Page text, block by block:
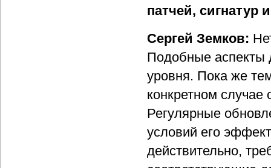
патчей, сигнатур
Сергей Земков:
Подобные аспекты
уровня. Пока же
конкретном случае
Регулярные
условий его
действительно,